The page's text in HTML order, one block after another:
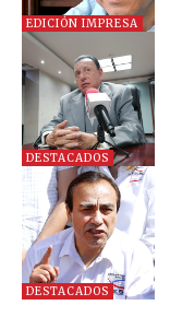
EDICIÓN IMPRESA
DESTACADOS
DESTACADOS